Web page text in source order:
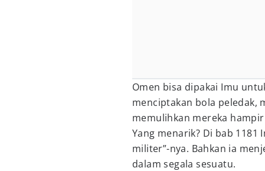
Omen bisa dipakai Imu
menciptakan bola peledak,
memulihkan mereka
Yang menarik? Di bab 1181
militer”-nya. Bahkan ia
dalam segala sesuatu.